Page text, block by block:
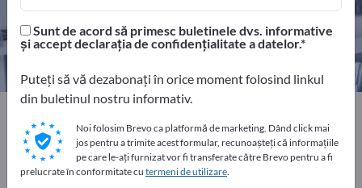
5 4
Distribuitori
Amenajări pentru bănci
Dispozitiv de verificare a bancnotelor
Sunt de acord să primesc buletinele dvs. informative
și accept declarația de confidențialitate a datelor.
Puteți să vă dezabonați în orice moment folosind linkul
din buletinul nostru informativ.
Noi folosim Brevo ca platformă de marketing. Dând click mai
jos pentru a trimite acest formular, recunoașteți că informațiile
pe care le-ați furnizat vor fi transferate către Brevo pentru a fi
prelucrate în conformitate cu termeni de utilizare.